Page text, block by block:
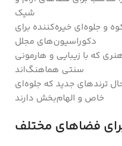
شیک
و جلوه‌ای خیره‌کننده برای
دکوراسیون‌های مجلل
که با زیبایی و هارمونی
سنتی هماهنگ‌اند
ترندهای جدید که جلوه‌ای
خاص و الهام‌بخش دارند
فضاهای مختلف